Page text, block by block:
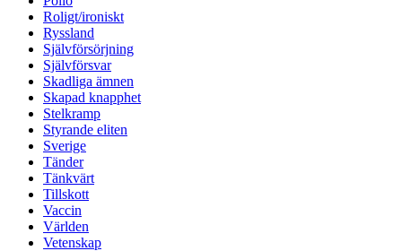
Roligt/ironiskt
Ryssland
Självförsörjning
Självförsvar
Skadliga ämnen
Skapad knapphet
Stelkramp
Styrande eliten
Sverige
Tänder
Tänkvärt
Tillskott
Vaccin
Världen
Vetenskap